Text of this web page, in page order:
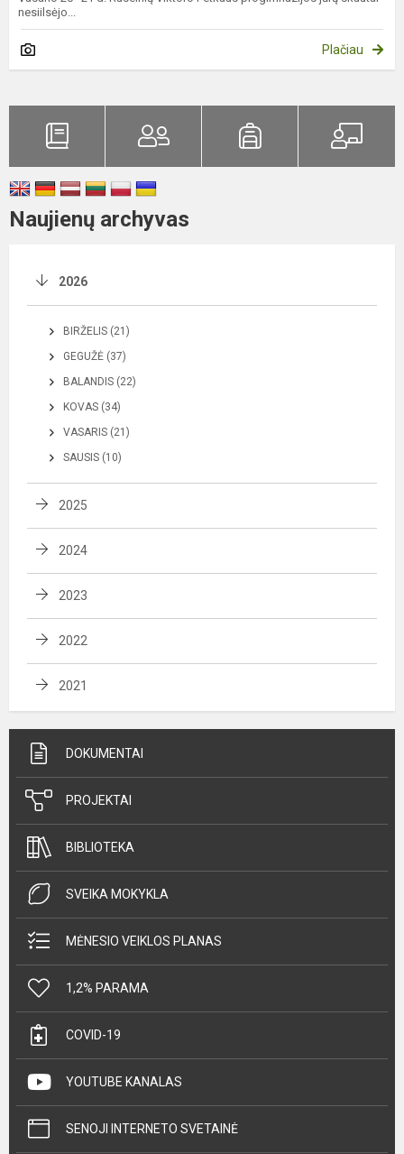
nesiilsėjo...
Plačiau
Naujienų archyvas
2026
BIRŽELIS (21)
GEGUŽĖ (37)
BALANDIS (22)
KOVAS (34)
VASARIS (21)
SAUSIS (10)
2025
2024
2023
2022
2021
DOKUMENTAI
PROJEKTAI
BIBLIOTEKA
SVEIKA MOKYKLA
MĖNESIO VEIKLOS PLANAS
1,2% PARAMA
COVID-19
YOUTUBE KANALAS
SENOJI INTERNETO SVETAINĖ